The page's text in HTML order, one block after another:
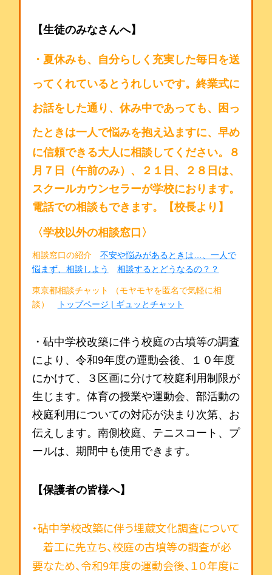
【生徒のみなさんへ】
・夏休みも、自分らしく充実した毎日を送
ってくれているとうれしいです。終業式に
お話をした通り、休み中であっても、困っ
た ときは一人で悩みを抱え込ますに、早め
に信頼できる大人に相談してください。８
月７日（午前のみ）、２１日、２８日は、
スクールカウンセラーが学校におります。
電話での相談もできます。
【校長より】
〈学校以外の相談窓口〉
相談窓口の紹介
不安や悩みがあるときは…、一人で
悩まず、相談しよう
相談するとどうなるの？？
東京都相談チャット （モヤモヤを匿名で気軽に相
談）
トップページ | ギュッとチャット
・砧中学校改築に伴う 校庭の古墳等の調査
により、令和9年度の運動会後、１０年度
にかけて、３区画に分けて校庭利用制限が
生じます。体育の授業や運動会、部活動の
校庭利用についての対応が決まり次第、お
伝えします。南側校庭、テニスコート、プ
ールは、期間中も使用できます。
【保護者の皆様へ】
・砧中学校改築に伴う埋蔵文化調査について
着工に先立ち、校庭の古墳等の調査が必
要なため、令和9年度の運動会後、１０年度に